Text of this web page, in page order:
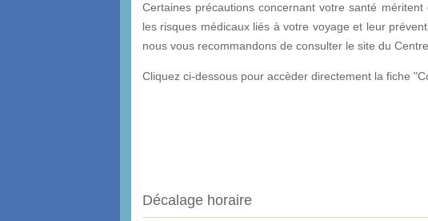
Certaines précautions concernant votre santé
les risques médicaux liés à votre voyage et leur
nous vous recommandons de consulter le site du
Cliquez ci-dessous pour accèder directement la fiche
Décalage horaire